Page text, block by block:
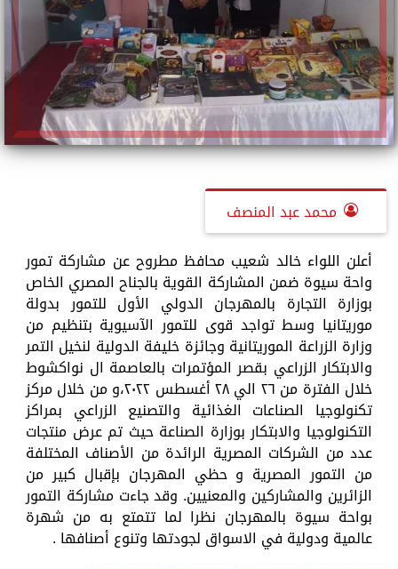
محمد عبد المنصف
أعلن اللواء خالد شعيب محافظ مطروح عن مشاركة تمور
واحة سيوة ضمن المشاركة القوية بالجناح المصري الخاص
بوزارة التجارة بالمهرجان الدولي الأول للتمور بدولة
موريتانيا وسط تواجد قوى للتمور الآسيوية بتنظيم من
وزارة الزراعة الموريتانية وجائزة خليفة الدولية لنخيل التمر
والابتكار الزراعي بقصر المؤتمرات بالعاصمة ال نواكشوط
خلال الفترة من ٢٦ الي ٢٨ أغسطس ٢٠٢٢،و من خلال مركز
تكنولوجيا الصناعات الغذائية والتصنيع الزراعي بمراكز
التكنولوجيا والابتكار بوزارة الصناعة حيث تم عرض منتجات
عدد من الشركات المصرية الرائدة من الأصناف المختلفة
من التمور المصرية و حظي المهرجان بإقبال كبير من
الزائرين والمشاركين والمعنيين. وقد جاءت مشاركة التمور
بواحة سيوة بالمهرجان نظرا لما تتمتع به من شهرة
عالمية ودولية في الاسواق لجودتها وتنوع أصنافها .